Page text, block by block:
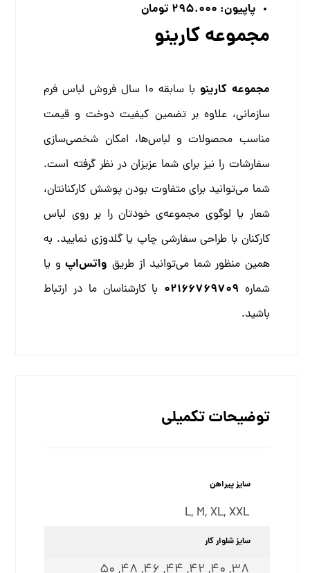
پاپیون: 295.000 تومان
مجموعه کارینو
مجموعه کارینو
با سابقه 10 سال فروش لباس فرم
سازمانی، علاوه بر تضمین کیفیت دوخت و قیمت
مناسب محصولات و لباس‌ها، امکان شخصی‌سازی
سفارشات را نیز برای شما عزیزان در نظر گرفته است.
شما می‌توانید برای متفاوت بودن پوشش کارکنانتان،
شعار یا لوگوی مجموعه‌ی خودتان را بر روی لباس
کارکنان با طراحی سفارشی چاپ یا گلدوزی نمایید. به
همین منظور شما می‌توانید از طریق واتس‌اپو یا
شماره 02166769709 با کارشناسان ما در ارتباط
باشید.
توضیحات تکمیلی
سایز پیراهن
L, M,XL,XXL
سایز شلوار کار